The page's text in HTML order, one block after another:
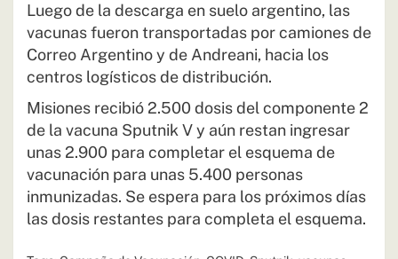
Luego de la descarga en suelo argentino, las
vacunas fueron transportadas por camiones de
Correo Argentino y de Andreani, hacia los
centros logísticos de distribución.
Misiones recibió 2.500 dosis del componente 2
de la vacuna Sputnik V y aún restan ingresar
unas 2.900 para completar el esquema de
vacunación para unas 5.400 personas
inmunizadas. Se espera para los próximos días
las dosis restantes para completa el esquema.